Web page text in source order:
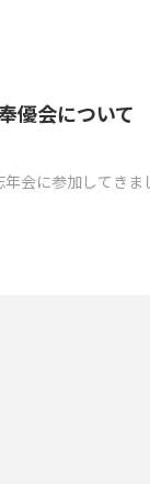
優会について
会に参加してきま